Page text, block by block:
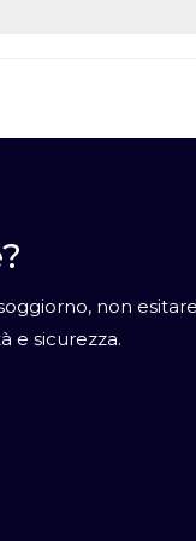
non
e sicurezza.